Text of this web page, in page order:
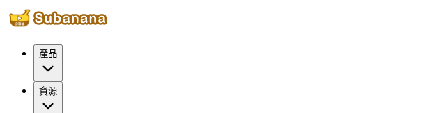
產品
資源